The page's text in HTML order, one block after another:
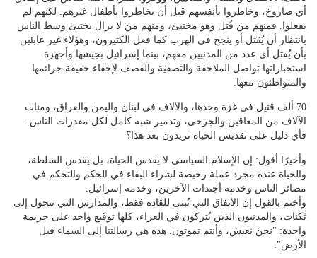
أي صاروخ، وخاطروا بأنفسهم قبل أن يخاطروا بأطفال غيرهم. لكنهم لم
يفعلوا. فمنهم من قُتل وهو مختبئ، ومنهم من لا يزال يختبئ وسط الناس
بانتظار أن يُقتل أو ينجح في الهرب كما فعل الكثيرون، وهؤلاء غير عابئين
بأن يُقتل أي عدد من المدنيين معهم، بينما إسرائيل بجيشها وأجهزة
استخباراتها تواصل الملاحقة والتصفية والقصف لإخفاء حقيقة جرائمها
والمتواطئون معها.
70 ألف قتيل في غزة وحدها، والآلاف في لبنان واليمن والعراق، ومئات
الآلاف من المعاقين والجرحى، وتدمير شبه كامل لكل مقدرات الناس.
فأي دليل على تقديس الحياة تريدون بعد هذا؟
وأخيرًا أقول: إن الإسلام السياسي لا يقدس الحياة، بل يقدس السلطة،
والحياة عنده مجرد عملة رخيصة لشراء البقاء في الحكم والتحكم في
مصائر الناس وخدمة أجندات الآخرين، وخدمة إسرائيل.
وأختم بالقول إن الأنفاق التي تُبنى للقادة فقط، والمدارس التي تتحول إلى
ثكنات، والمدنيون الذين يُتركون في العراء، كلها توقيع واحد على جريمة
واحدة: "نحن نعيش، وأنتم تموتون. هذه هي رسالتنا إلى السماء قبل
الأرض".